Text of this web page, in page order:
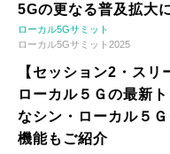
5Gの更なる普及拡大
ローカル5Gサミット
ローカル5Gサミット2025
【セッション2・スリ
ローカル５Ｇの最新
なシン・ローカル５
機能もご紹介